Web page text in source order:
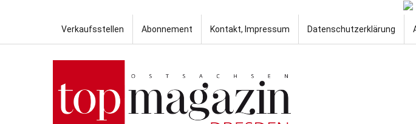
Verkaufsstellen Abonnement Kontakt, Impressum Datenschutzerklärung